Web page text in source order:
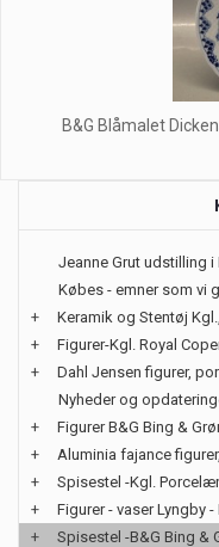
B&G Blåmalet
Jeanne Grut udstilling i
Købes - emner som vi
+
Keramik og Stentøj
+
Figurer-Kgl. Royal
+
Dahl Jensen figurer,
Nyheder og
+
Figurer B&G Bing &
+
Aluminia fajance
+
Spisestel -Kgl.
+
Figurer - vaser Lyngby -
+
Spisestel -B&G Bing &